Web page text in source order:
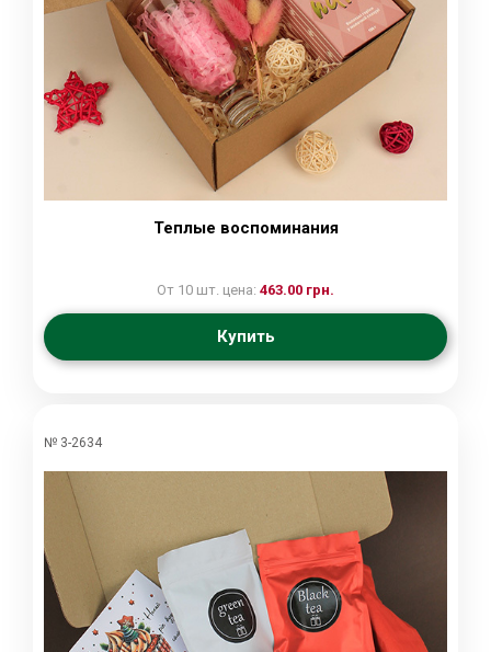
Теплые воспоминания
От 10 шт. цена: 463.00 грн.
Купить
№ 3-2634